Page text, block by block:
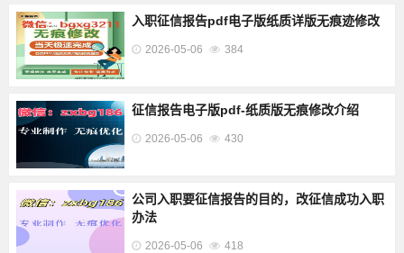
入职征信报告pdf电子版纸质详版无痕迹修改
2026-05-06 384
征信报告电子版pdf-纸质版无痕修改介绍
2026-05-06 430
公司入职要征信报告的目的，改征信成功入职
办法
2026-05-06 418